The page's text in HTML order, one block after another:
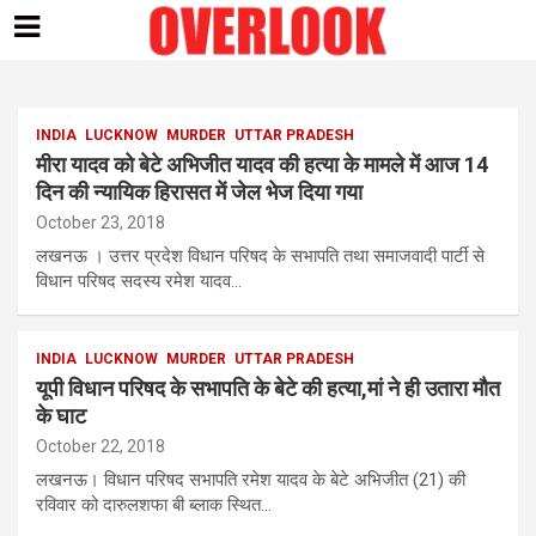
INDIA LUCKNOW MURDER UTTAR PRADESH
मीरा यादव को बेटे अभिजीत यादव की हत्या के मामले में आज 14
दिन की न्यायिक हिरासत में जेल भेज दिया गया
October 23, 2018
लखनऊ । उत्तर प्रदेश विधान परिषद के सभापति तथा समाजवादी पार्टी से
विधान परिषद सदस्य रमेश यादव…
INDIA LUCKNOW MURDER UTTAR PRADESH
यूपी विधान परिषद के सभापति के बेटे की हत्या,मां ने ही उतारा मौत
के घाट
October 22, 2018
लखनऊ। विधान परिषद सभापति रमेश यादव के बेटे अभिजीत (21) की
रविवार को दारुलशफा बी ब्लाक स्थित…